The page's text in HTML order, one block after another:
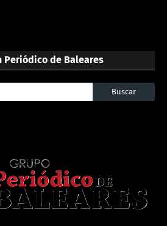
Periódico de Baleares